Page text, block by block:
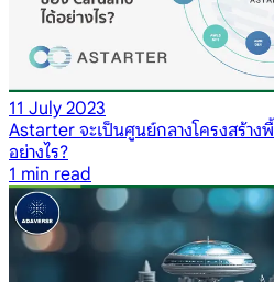
11 July 2023
Astarter จะเป็นศูนย์กลางโครงสร้าง
อย่างไร?
1 min read